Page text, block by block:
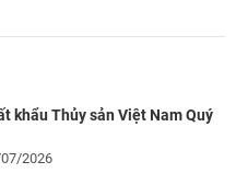
khẩu Thủy sản Việt Nam Quý
2026